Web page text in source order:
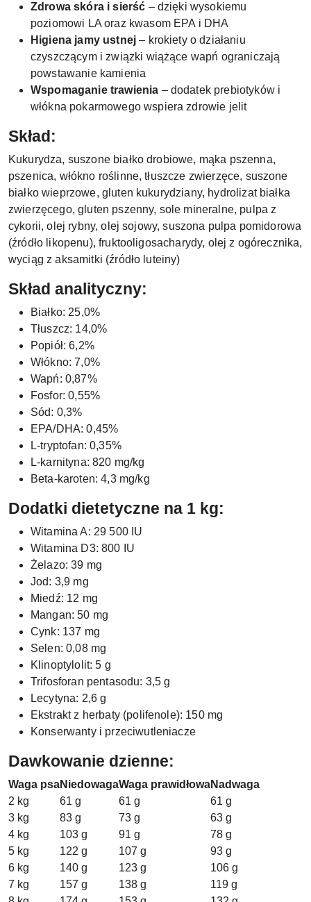
Zdrowa skóra i sierść – dzięki wysokiemu
poziomowi LA oraz kwasom EPA i DHA
Higiena jamy ustnej – krokiety o działaniu
czyszczącym i związki wiążące wapń ograniczają
powstawanie kamienia
Wspomaganie trawienia – dodatek prebiotyków i
włókna pokarmowego wspiera zdrowie jelit
Skład:
Kukurydza, suszone białko drobiowe, mąka pszenna,
pszenica, włókno roślinne, tłuszcze zwierzęce, suszone
białko wieprzowe, gluten kukurydziany, hydrolizat białka
zwierzęcego, gluten pszenny, sole mineralne, pulpa z
cykorii, olej rybny, olej sojowy, suszona pulpa pomidorowa
(źródło likopenu), fruktooligosacharydy, olej z ogórecznika,
wyciąg z aksamitki (źródło luteiny)
Skład analityczny:
Białko: 25,0%
Tłuszcz: 14,0%
Popiół: 6,2%
Włókno: 7,0%
Wapń: 0,87%
Fosfor: 0,55%
Sód: 0,3%
EPA/DHA: 0,45%
L-tryptofan: 0,35%
L-karnityna: 820 mg/kg
Beta-karoten: 4,3 mg/kg
Dodatki dietetyczne na 1 kg:
Witamina A: 29 500 IU
Witamina D3: 800 IU
Żelazo: 39 mg
Jod: 3,9 mg
Miedź: 12 mg
Mangan: 50 mg
Cynk: 137 mg
Selen: 0,08 mg
Klinoptylolit: 5 g
Trifosforan pentasodu: 3,5 g
Lecytyna: 2,6 g
Ekstrakt z herbaty (polifenole): 150 mg
Konserwanty i przeciwutleniacze
Dawkowanie dzienne:
Waga psaNiedowagaWaga prawidłowaNadwaga
2 kg
61 g 61 g
61 g
3 kg
83 g 73 g
63 g
4 kg
103 g 91 g
78 g
5 kg
122 g 107 g
93 g
6 kg
140 g 123 g
106 g
7 kg
157 g 138 g
119 g